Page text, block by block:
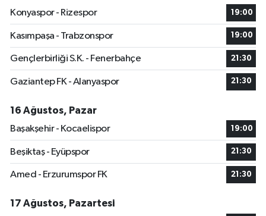
Konyaspor - Rizespor
19:00
Kasımpaşa - Trabzonspor 19:00
Gençlerbirliği S.K. - Fenerbahçe 21:30
Gaziantep FK - Alanyaspor 21:30
16 Ağustos, Pazar
Başakşehir - Kocaelispor
19:00
Beşiktaş - Eyüpspor 21:30
Amed - Erzurumspor FK 21:30
17 Ağustos, Pazartesi